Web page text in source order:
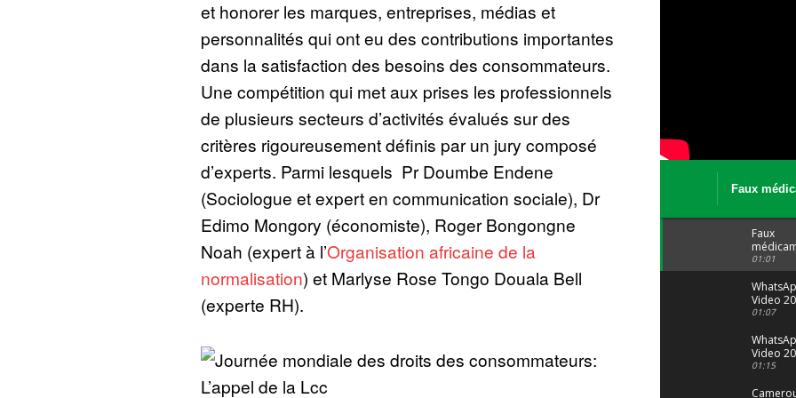
et honorer les marques, entreprises, médias et
personnalités qui ont eu des contributions importantes
dans la satisfaction des besoins des consommateurs.
Une compétition qui met aux prises les professionnels
de plusieurs secteurs d’activités évalués sur des
critères rigoureusement définis par un jury composé
d’experts. Parmi lesquels Pr Doumbe Endene
(Sociologue et expert en communication sociale), Dr
Edimo Mongory (économiste), Roger Bongongne
Noah (expert à l’Organisation africaine de la
normalisation) et Marlyse Rose Tongo Douala Bell
(experte RH).
Faux
Le trafic
Faux
: Le trafic
porte
malgré
01:01
Video
04 at 15
01:07
Video
29 at 12
01:15